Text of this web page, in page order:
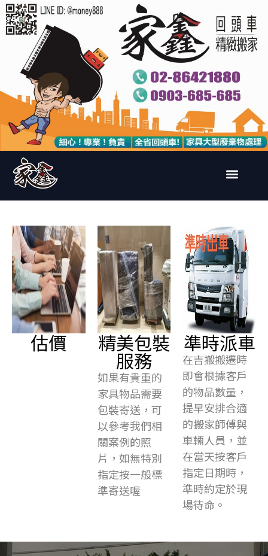
估價 精美包裝
服務
如果有貴重的
家具物品需要
包裝寄送，可
以參考我們相
關案例的照
片，如無特別
指定按一般標
準寄送喔
準時派車
在吉搬搬遷時
即會根據客戶
的物品數量，
提早安排合適
的搬家師傅與
車輛人員，並
在當天按客戶
指定日期時，
準時約定於現
場待命。